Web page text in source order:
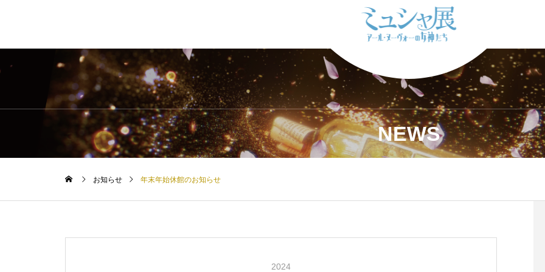
NEWS
お知らせ 年末年始休館のお知らせ
2024